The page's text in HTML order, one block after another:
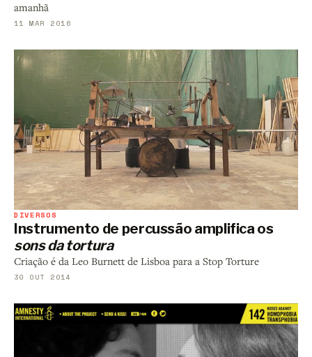
amanhã
11 MAR 2016
DIVERSOS
Instrumento de percussão amplifica os
sons da tortura
Criação é da Leo Burnett de Lisboa para a Stop Torture
30 OUT 2014